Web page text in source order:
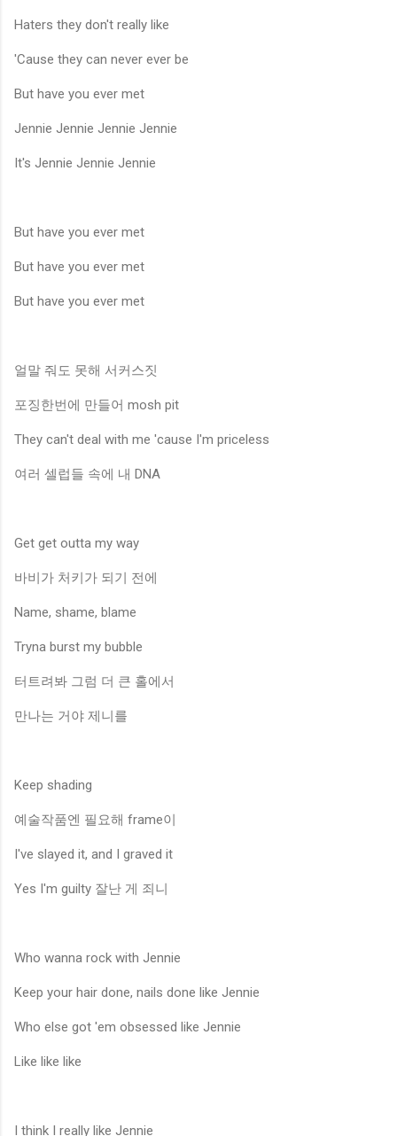
Haters they don't really like
'Cause they can never ever be
But have you ever met
Jennie Jennie Jennie Jennie
It's Jennie Jennie Jennie
But have you ever met
But have you ever met
But have you ever met
얼말 줘도 못해 서커스짓
포징한번에 만들어 mosh pit
They can't deal with me 'cause I'm priceless
여러 셀럽들 속에 내 DNA
Get get outta my way
바비가 처키가 되기 전에
Name, shame, blame
Tryna burst my bubble
터트려봐 그럼 더 큰 홀에서
만나는 거야 제니를
Keep shading
예술작품엔 필요해 frame이
I've slayed it, and I graved it
Yes I'm guilty 잘난 게 죄니
Who wanna rock with Jennie
Keep your hair done, nails done like Jennie
Who else got 'em obsessed like Jennie
Like like like
I think I really like Jennie